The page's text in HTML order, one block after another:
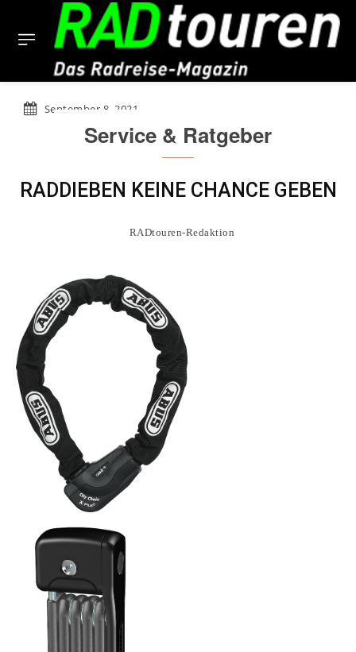
September 8, 2021
Service & Ratgeber
RADDIEBEN KEINE CHANCE GEBEN
RADtouren-Redaktion